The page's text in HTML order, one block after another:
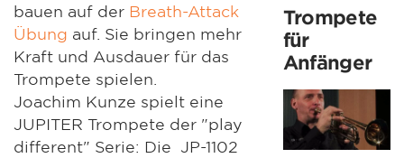
bauen auf der Breath-Attack
Übung auf. Sie bringen mehr
Kraft und Ausdauer für das
Trompete spielen.
Joachim Kunze spielt eine
JUPITER Trompete der "play
different" Serie: Die JP-1102
Trompete
für
Anfänger